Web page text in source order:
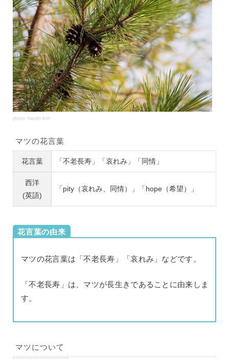
photo: harum.koh
マツの花言葉
花言葉 「不老長寿」「哀れみ」「同情」
西洋
(英語)
「pity（哀れみ、同情）」「hope（希望）」
花言葉の由来
マツの花言葉は「不老長寿」「哀れみ」などです。
「不老長寿」は、マツが長生きであることに由来しま
す。
マツについて